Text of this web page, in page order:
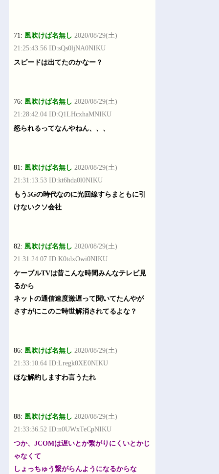
71: 風吹けば名無し 2020/08/29(土)
21:25:43.56 ID:sQs0ljNA0NIKU
スピードは出てたのかなー？
76: 風吹けば名無し 2020/08/29(土)
21:28:42.04 ID:Q1LHcxhaMNIKU
怒られるってなんやねん、、、
81: 風吹けば名無し 2020/08/29(土)
21:31:13.53 ID:kt6hda0l0NIKU
もう5Gの時代なのに光回線すらまともに引
けないクソ会社
82: 風吹けば名無し 2020/08/29(土)
21:31:24.07 ID:K0tdxOwi0NIKU
ケーブルTVは昔こんな時間みんなテレビ見
るから
ネットの通信速度激遅って聞いてたんやが
さすがにこのご時世解消されてるよな？
86: 風吹けば名無し 2020/08/29(土)
21:33:10.64 ID:Lregk0XE0NIKU
ほな解約しますわ言うたれ
88: 風吹けば名無し 2020/08/29(土)
21:33:36.52 ID:n0UWxTeCpNIKU
つか、JCOMは遅いとか繋がりにくいとかじ
ゃなくて
しょっちゅう繋がらんようになるからな